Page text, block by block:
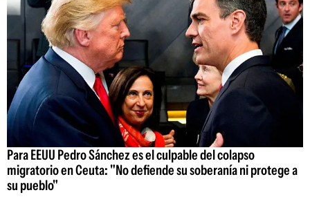
Para EEUU Pedro Sánchez es el culpable del colapso
migratorio en Ceuta: "No defiende su soberanía ni protege a
su pueblo"